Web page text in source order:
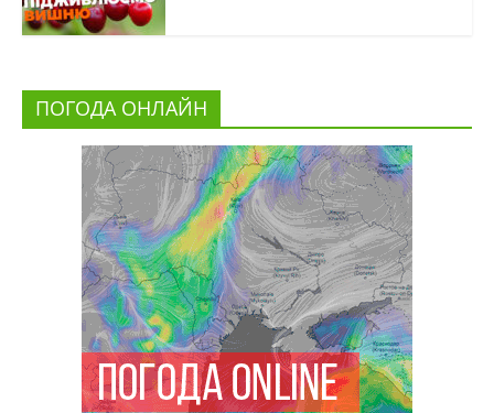
ПОГОДА ОНЛАЙН